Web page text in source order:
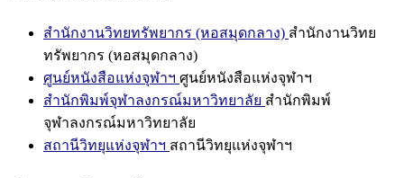
สำนักงานวิทยทรัพยากร (หอสมุดกลาง) สำนักงานวิทย
ทรัพยากร (หอสมุดกลาง)
ศูนย์หนังสือแห่งจุฬาฯ ศูนย์หนังสือแห่งจุฬาฯ
สำนักพิมพ์จุฬาลงกรณ์มหาวิทยาลัย สำนักพิมพ์
จุฬาลงกรณ์มหาวิทยาลัย
สถานีวิทยุแห่งจุฬาฯ สถานีวิทยุแห่งจุฬาฯ